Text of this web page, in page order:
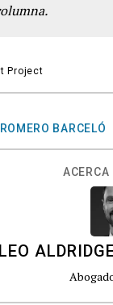
BARCELÓ
ACERCA
LEO